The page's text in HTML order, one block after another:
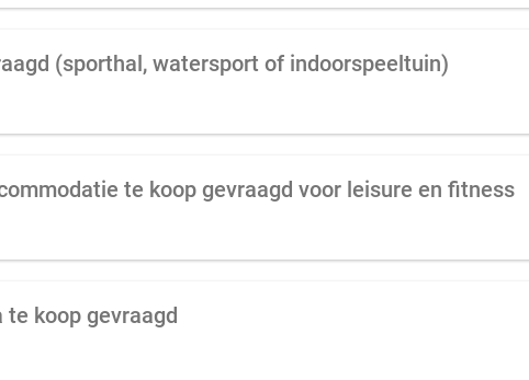
(sporthal, watersport of indoorspeeltuin)
te koop gevraagd voor leisure en fitness
koop gevraagd